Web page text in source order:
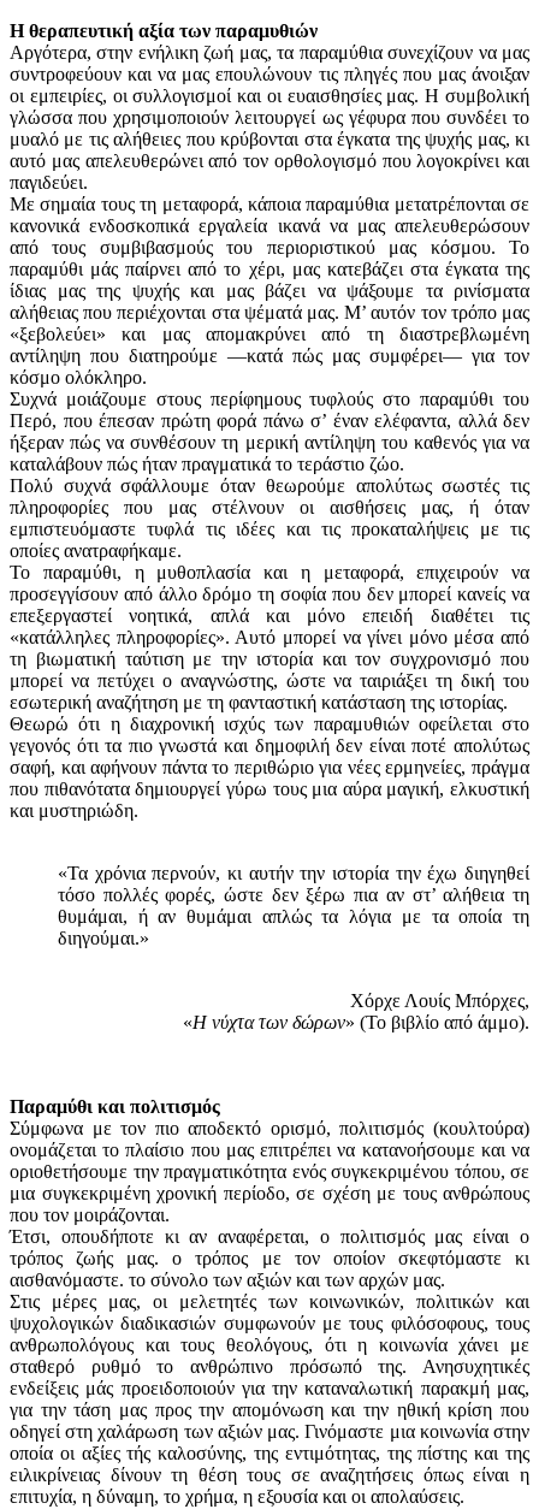
Η θεραπευτική αξία των παραμυθιών
Αργότερα, στην ενήλικη ζωή μας, τα παραμύθια συνεχίζουν να μας
συντροφεύουν και να μας επουλώνουν τις πληγές που μας άνοιξαν
οι εμπειρίες, οι συλλογισμοί και οι ευαισθησίες μας. Η συμβολική
γλώσσα που χρησιμοποιούν λειτουργεί ως γέφυρα που συνδέει το
μυαλό με τις αλήθειες που κρύβονται στα έγκατα της ψυχής μας, κι
αυτό μας απελευθερώνει από τον ορθολογισμό που λογοκρίνει και
παγιδεύει.
Με σημαία τους τη μεταφορά, κάποια παραμύθια μετατρέπονται σε
κανονικά ενδοσκοπικά εργαλεία ικανά να μας απελευθερώσουν
από τους συμβιβασμούς του περιοριστικού μας κόσμου. Το
παραμύθι μάς παίρνει από το χέρι, μας κατεβάζει στα έγκατα της
ίδιας μας της ψυχής και μας βάζει να ψάξουμε τα ρινίσματα
αλήθειας που περιέχονται στα ψέματά μας. Μ’ αυτόν τον τρόπο μας
«ξεβολεύει» και μας απομακρύνει από τη διαστρεβλωμένη
αντίληψη που διατηρούμε —κατά πώς μας συμφέρει— για τον
κόσμο ολόκληρο.
Συχνά μοιάζουμε στους περίφημους τυφλούς στο παραμύθι του
Περό, που έπεσαν πρώτη φορά πάνω σ’ έναν ελέφαντα, αλλά δεν
ήξεραν πώς να συνθέσουν τη μερική αντίληψη του καθενός για να
καταλάβουν πώς ήταν πραγματικά το τεράστιο ζώο.
Πολύ συχνά σφάλλουμε όταν θεωρούμε απολύτως σωστές τις
πληροφορίες που μας στέλνουν οι αισθήσεις μας, ή όταν
εμπιστευόμαστε τυφλά τις ιδέες και τις προκαταλήψεις με τις
οποίες ανατραφήκαμε.
Το παραμύθι, η μυθοπλασία και η μεταφορά, επιχειρούν να
προσεγγίσουν από άλλο δρόμο τη σοφία που δεν μπορεί κανείς να
επεξεργαστεί νοητικά, απλά και μόνο επειδή διαθέτει τις
«κατάλληλες πληροφορίες». Αυτό μπορεί να γίνει μόνο μέσα από
τη βιωματική ταύτιση με την ιστορία και τον συγχρονισμό που
μπορεί να πετύχει ο αναγνώστης, ώστε να ταιριάξει τη δική του
εσωτερική αναζήτηση με τη φανταστική κατάσταση της ιστορίας.
Θεωρώ ότι η διαχρονική ισχύς των παραμυθιών οφείλεται στο
γεγονός ότι τα πιο γνωστά και δημοφιλή δεν είναι ποτέ απολύτως
σαφή, και αφήνουν πάντα το περιθώριο για νέες ερμηνείες, πράγμα
που πιθανότατα δημιουργεί γύρω τους μια αύρα μαγική, ελκυστική
και μυστηριώδη.
«Τα χρόνια περνούν, κι αυτήν την ιστορία την έχω διηγηθεί
τόσο πολλές φορές, ώστε δεν ξέρω πια αν στ’ αλήθεια τη
θυμάμαι, ή αν θυμάμαι απλώς τα λόγια με τα οποία τη
διηγούμαι.»
Χόρχε Λουίς Μπόρχες,
«Η νύχτα των δώρων» (Το βιβλίο από άμμο).
Παραμύθι και πολιτισμός
Σύμφωνα με τον πιο αποδεκτό ορισμό, πολιτισμός (κουλτούρα)
ονομάζεται το πλαίσιο που μας επιτρέπει να κατανοήσουμε και να
οριοθετήσουμε την πραγματικότητα ενός συγκεκριμένου τόπου, σε
μια συγκεκριμένη χρονική περίοδο, σε σχέση με τους ανθρώπους
που τον μοιράζονται.
Έτσι, οπουδήποτε κι αν αναφέρεται, ο πολιτισμός μας είναι ο
τρόπος ζωής μας. ο τρόπος με τον οποίον σκεφτόμαστε κι
αισθανόμαστε. το σύνολο των αξιών και των αρχών μας.
Στις μέρες μας, οι μελετητές των κοινωνικών, πολιτικών και
ψυχολογικών διαδικασιών συμφωνούν με τους φιλόσοφους, τους
ανθρωπολόγους και τους θεολόγους, ότι η κοινωνία χάνει με
σταθερό ρυθμό το ανθρώπινο πρόσωπό της. Ανησυχητικές
ενδείξεις μάς προειδοποιούν για την καταναλωτική παρακμή μας,
για την τάση μας προς την απομόνωση και την ηθική κρίση που
οδηγεί στη χαλάρωση των αξιών μας. Γινόμαστε μια κοινωνία στην
οποία οι αξίες τής καλοσύνης, της εντιμότητας, της πίστης και της
ειλικρίνειας δίνουν τη θέση τους σε αναζητήσεις όπως είναι η
επιτυχία, η δύναμη, το χρήμα, η εξουσία και οι απολαύσεις.